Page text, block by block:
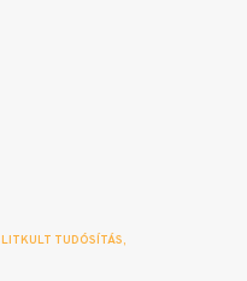
LITKULT TUDÓSÍTÁS